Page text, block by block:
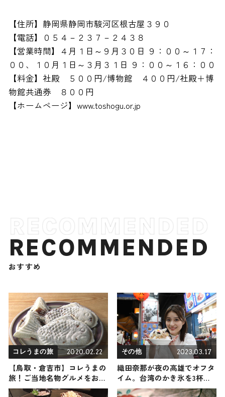
【住所】静岡県静岡市駿河区根古屋３９０
【電話】０５４－２３７－２４３８
【営業時間】４月１日～９月３０日 ９：００～１７：
００、１０月１日～３月３１日 ９：００～１６：００
【料金】社殿 ５００円/博物館 ４００円/社殿＋博
物館共通券 ８００円
【ホームページ】www.toshogu.or.jp
RECOMMENDED
おすすめ
コレうまの旅 2020.02.22
【鳥取・倉吉市】コレうまの
旅！ご当地名物グルメをお届
け
その他 2023.03.17
織田奈那が夜の高雄でオフタ
イム。台湾のかき氷を3杯
も！